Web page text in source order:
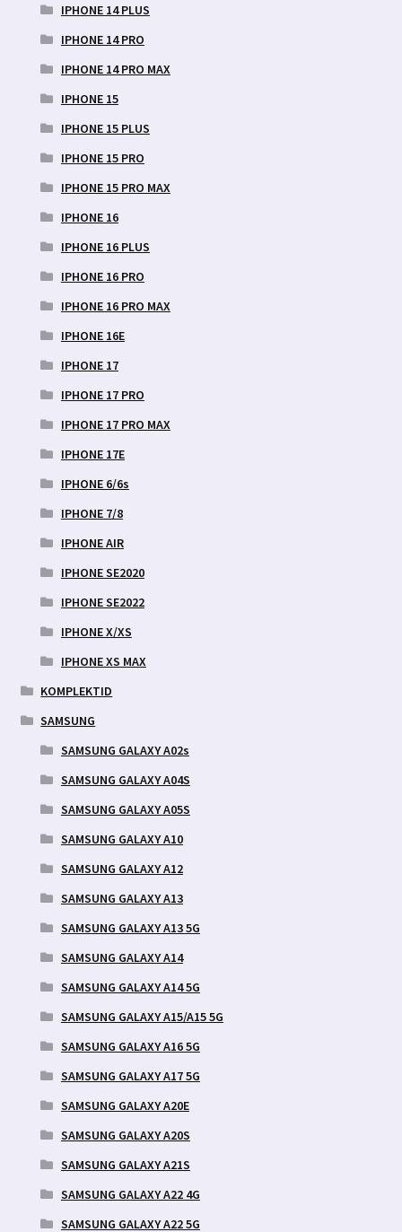
IPHONE 14 PLUS
IPHONE 14 PRO
IPHONE 14 PRO MAX
IPHONE 15
IPHONE 15 PLUS
IPHONE 15 PRO
IPHONE 15 PRO MAX
IPHONE 16
IPHONE 16 PLUS
IPHONE 16 PRO
IPHONE 16 PRO MAX
IPHONE 16E
IPHONE 17
IPHONE 17 PRO
IPHONE 17 PRO MAX
IPHONE 17E
IPHONE 6/6s
IPHONE 7/8
IPHONE AIR
IPHONE SE2020
IPHONE SE2022
IPHONE X/XS
IPHONE XS MAX
KOMPLEKTID
SAMSUNG
SAMSUNG GALAXY A02s
SAMSUNG GALAXY A04S
SAMSUNG GALAXY A05S
SAMSUNG GALAXY A10
SAMSUNG GALAXY A12
SAMSUNG GALAXY A13
SAMSUNG GALAXY A13 5G
SAMSUNG GALAXY A14
SAMSUNG GALAXY A14 5G
SAMSUNG GALAXY A15/A15 5G
SAMSUNG GALAXY A16 5G
SAMSUNG GALAXY A17 5G
SAMSUNG GALAXY A20E
SAMSUNG GALAXY A20S
SAMSUNG GALAXY A21S
SAMSUNG GALAXY A22 4G
SAMSUNG GALAXY A22 5G